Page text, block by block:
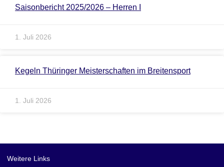
Saisonbericht 2025/2026 – Herren I
1. Juli 2026
Kegeln Thüringer Meisterschaften im Breitensport
1. Juli 2026
Weitere Links